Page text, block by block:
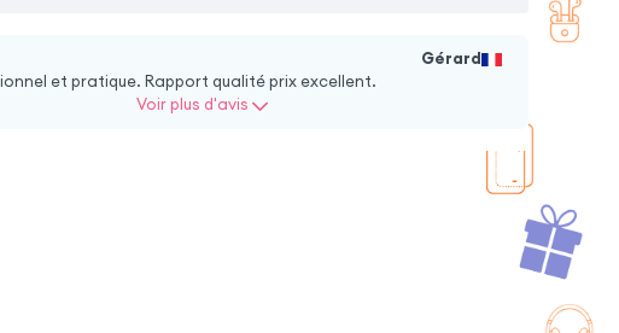
Gérard
et pratique. Rapport qualité prix excellent.
Voir plus d'avis